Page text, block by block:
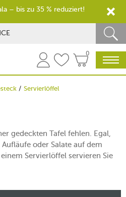
0
Servierlöffel
gedeckten Tafel fehlen. Egal,
oder Salate auf dem
Servierlöffel servieren Sie
nicht einfach einen normalen
ist nicht nur eine Frage des
– bis zu 35 % reduziert!